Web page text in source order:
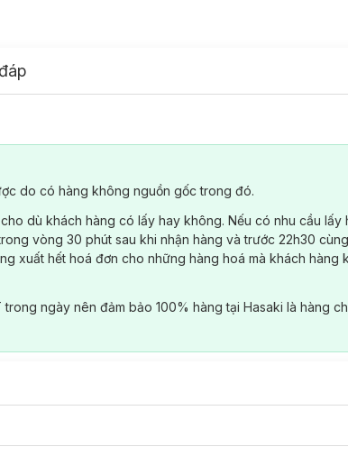
do có hàng không nguồn gốc trong đó.
cho dù khách hàng có lấy hay không. Nếu có nhu cầu lấy
vòng 30 phút sau khi nhận hàng và trước 22h30
xuất hết hoá đơn cho những hàng hoá mà khách hàng
ngày nên đảm bảo 100% hàng tại Hasaki là hàng